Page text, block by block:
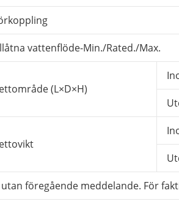
vattenflöde-Min./Rated./Max.
(L×D×H)
föregående meddelande. För